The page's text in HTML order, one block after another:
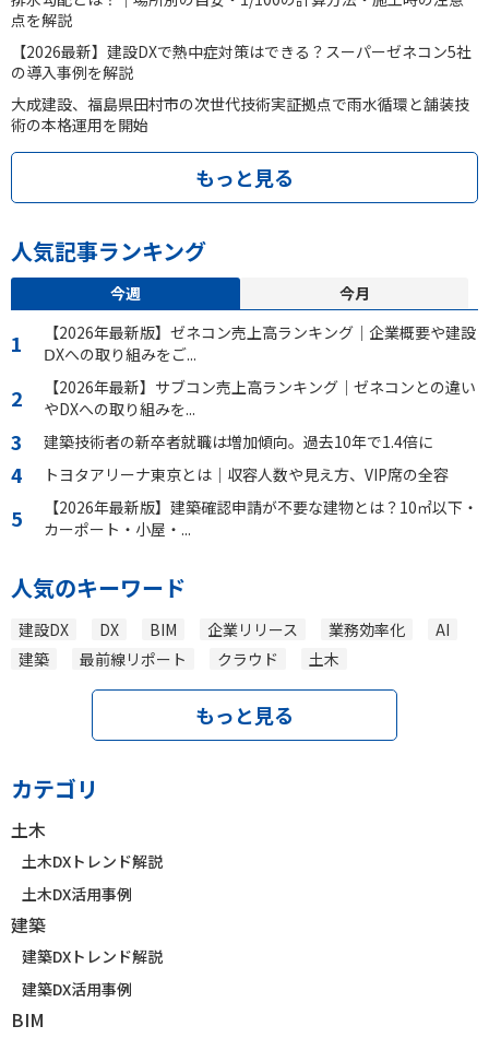
点を解説
【2026最新】建設DXで熱中症対策はできる？スーパーゼネコン5社
の導入事例を解説
大成建設、福島県田村市の次世代技術実証拠点で雨水循環と舗装技
術の本格運用を開始
もっと見る
人気記事ランキング
今週
今月
【2026年最新版】ゼネコン売上高ランキング｜企業概要や建設
ⅮXへの取り組みをご...
【2026年最新】サブコン売上高ランキング｜ゼネコンとの違い
やDXへの取り組みを...
建築技術者の新卒者就職は増加傾向。過去10年で1.4倍に
トヨタアリーナ東京とは｜収容人数や見え方、VIP席の全容
【2026年最新版】建築確認申請が不要な建物とは？10㎡以下・
カーポート・小屋・...
人気のキーワード
建設DX DX BIM 企業リリース 業務効率化
AI
建築
最前線リポート クラウド 土木
もっと見る
カテゴリ
土木
土木DXトレンド解説
土木DX活用事例
建築
建築DXトレンド解説
建築DX活用事例
BIM